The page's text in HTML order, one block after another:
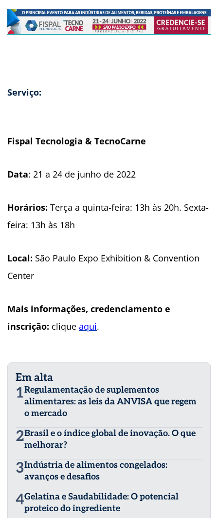
Serviço:
Fispal Tecnologia & TecnoCarne
Data: 21 a 24 de junho de 2022
Horários: Terça a quinta-feira: 13h às 20h. Sexta-
feira: 13h às 18h
Local: São Paulo Expo Exhibition & Convention
Center
Mais informações, credenciamento e
inscrição: clique aqui.
Em alta
1Regulamentação de suplementos
alimentares: as leis da ANVISA que regem
o mercado
2Brasil e o índice global de inovação. O que
melhorar?
3Indústria de alimentos congelados:
avanços e desafios
4Gelatina e Saudabilidade: O potencial
proteico do ingrediente